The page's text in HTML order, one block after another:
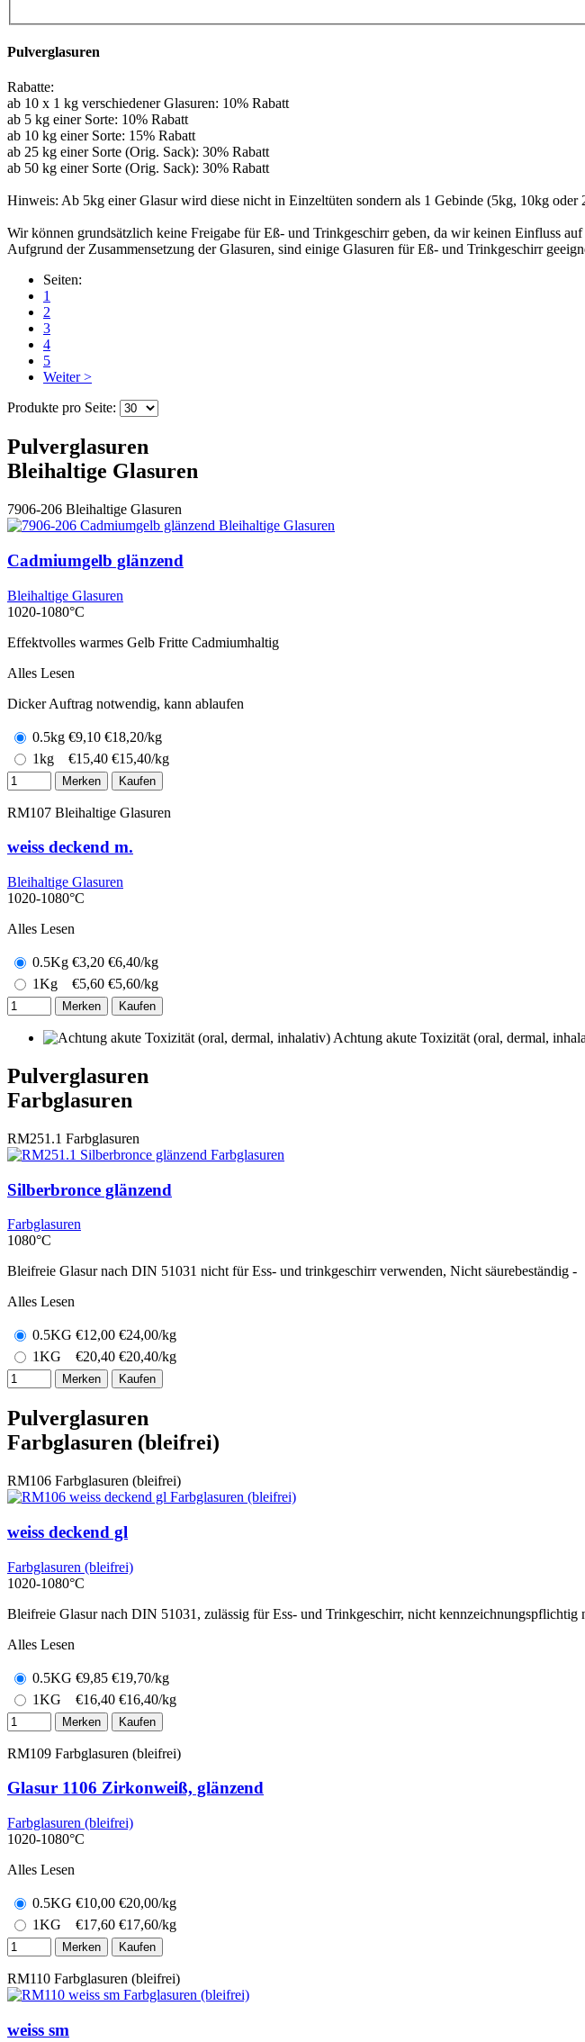
Pulverglasuren
Rabatte:
ab 10 x 1 kg verschiedener Glasuren: 10% Rabatt
ab 5 kg einer Sorte: 10% Rabatt
ab 10 kg einer Sorte: 15% Rabatt
ab 25 kg einer Sorte (Orig. Sack): 30% Rabatt
ab 50 kg einer Sorte (Orig. Sack): 30% Rabatt
Hinweis: Ab 5kg einer Glasur wird diese nicht in Einzeltüten sondern als 1 Gebinde (5kg, 10kg oder
Wir können grundsätzlich keine Freigabe für Eß- und Trinkgeschirr geben, da wir keinen Einfluss
Aufgrund der Zusammensetzung der Glasuren, sind einige Glasuren für Eß- und Trinkgeschirr
Seiten:
1
2
3
4
5
Weiter >
Produkte pro Seite:
Pulverglasuren
Bleihaltige Glasuren
7906-206 Bleihaltige Glasuren
Cadmiumgelb glänzend
Bleihaltige Glasuren
1020-1080°C
Effektvolles warmes Gelb Fritte Cadmiumhaltig
Alles Lesen
Dicker Auftrag notwendig, kann ablaufen
0.5kg €9,10 €18,20/kg
1kg
€15,40 €15,40/kg
Merken Kaufen
RM107 Bleihaltige Glasuren
weiss deckend m.
Bleihaltige Glasuren
1020-1080°C
Alles Lesen
0.5Kg €3,20 €6,40/kg
1Kg
€5,60 €5,60/kg
Merken Kaufen
Achtung akute Toxizität (oral, dermal,
Pulverglasuren
Farbglasuren
RM251.1 Farbglasuren
Silberbronce glänzend
Farbglasuren
1080°C
Bleifreie Glasur nach DIN 51031 nicht für Ess- und trinkgeschirr verwenden, Nicht säurebeständig -
Alles Lesen
0.5KG €12,00 €24,00/kg
1KG
€20,40 €20,40/kg
Merken Kaufen
Pulverglasuren
Farbglasuren (bleifrei)
RM106 Farbglasuren (bleifrei)
weiss deckend gl
Farbglasuren (bleifrei)
1020-1080°C
Bleifreie Glasur nach DIN 51031, zulässig für Ess- und Trinkgeschirr, nicht kennzeichnungspflichtig
Alles Lesen
0.5KG €9,85 €19,70/kg
1KG
€16,40 €16,40/kg
Merken Kaufen
RM109 Farbglasuren (bleifrei)
Glasur 1106 Zirkonweiß, glänzend
Farbglasuren (bleifrei)
1020-1080°C
Alles Lesen
0.5KG €10,00 €20,00/kg
1KG
€17,60 €17,60/kg
Merken Kaufen
RM110 Farbglasuren (bleifrei)
weiss sm